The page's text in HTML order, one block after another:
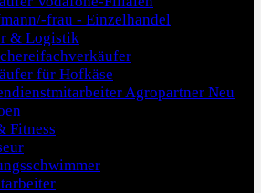
frau - Einzelhandel
& Logistik
für Hofkäse
Agropartner Neu
Fitness